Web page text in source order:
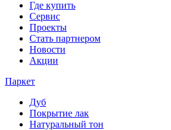
Где купить
Сервис
Проекты
Стать партнером
Новости
Акции
Паркет
Дуб
Покрытие лак
Натуральный тон